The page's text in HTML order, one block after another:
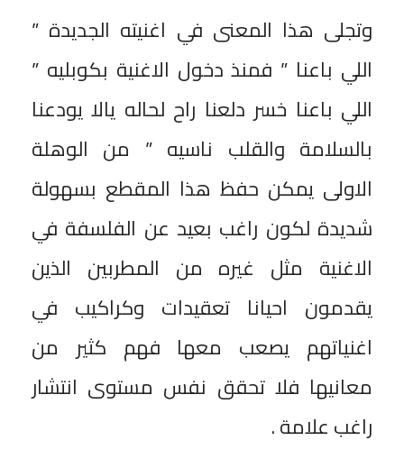
وتجلى هذا المعنى في اغنيته الجديدة ”
اللي باعنا ” فمنذ دخول الاغنية بكوبليه ”
اللي باعنا خسر دلعنا راح لحاله يالا يودعنا
بالسلامة والقلب ناسيه ” من الوهلة
الاولى يمكن حفظ هذا المقطع بسهولة
شديدة لكون راغب بعيد عن الفلسفة في
الاغنية مثل غيره من المطربين الذين
يقدمون احيانا تعقيدات وكراكيب في
اغنياتهم يصعب معها فهم كثير من
معانيها فلا تحقق نفس مستوى انتشار
راغب علامة .